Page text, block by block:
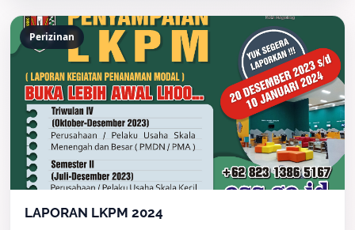
Perizinan
LAPORAN LKPM 2024